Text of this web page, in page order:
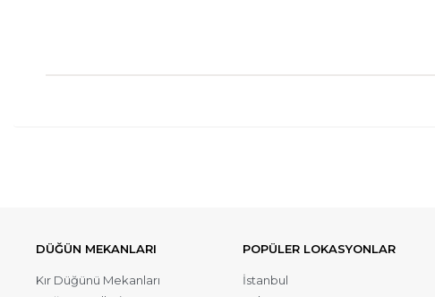
DÜĞÜN MEKANLARI
Kır Düğünü Mekanları
POPÜLER LOKASYONLAR
İstanbul